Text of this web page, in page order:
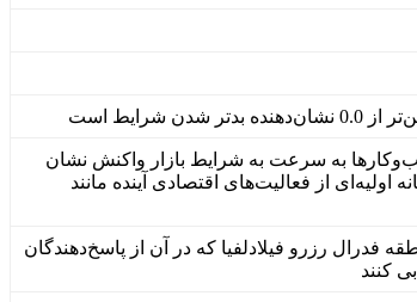
به سرعت به شرایط بازار واکنش نشان
از فعالیت‌های اقتصادی آینده مانند
250 تولیدکننده در منطقه فدرال رزرو فیلادلفیا که در آن از پاسخ‌دهندگان
کنند